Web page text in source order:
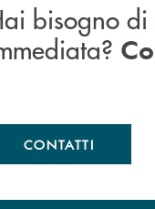
bisogno di
CONTATTI